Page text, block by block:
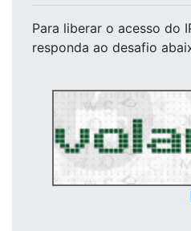
Para liberar o acesso do
responda ao desafio